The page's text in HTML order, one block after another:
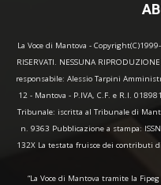
La Voce di Mantova -
RISERVATI. NESSUNA
responsabile: Alessio Tarpini
12 - Mantova - P.IVA, C.F. e R.I.
Tribunale: iscritta al Tribunale di
n. 9363 Pubblicazione a stampa:
132X La testata fruisce dei contributi
“La Voce di Mantova tramite la